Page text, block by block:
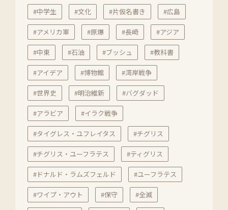
#中学生 #文化 #片仮名書き #広島
#アメリカ軍 #原爆 #長崎 #アジア
#中東 #石油 #ブッシュ #教科書
#アイデア #博物館 #湾岸戦争
#世界史 #明治維新 #バグダッド
#アラビア #イラク戦争
#タイグレス・ユフレイタス #チグリス
#チグリス・ユーフラテス #ティグリス
#ドナルド・ラムズフェルド #ユーフラテス
#ワイプ・アウト #保守 #全滅